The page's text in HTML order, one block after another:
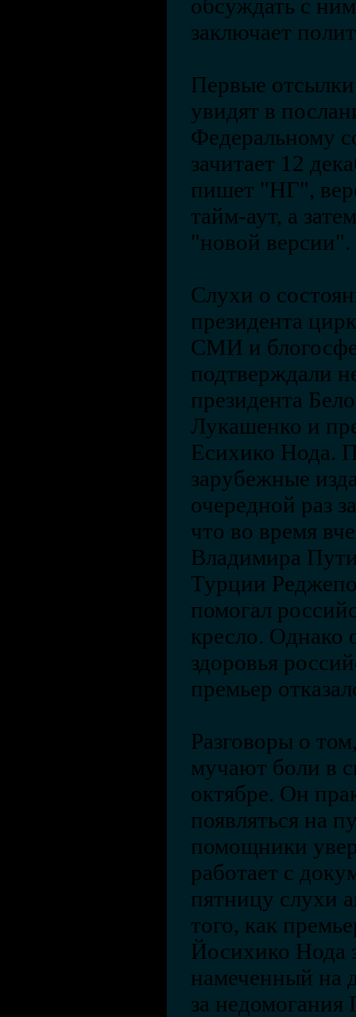
обсуждать с
заключает
Первые
увидят в
Федеральному
зачитает 12
пишет "НГ",
тайм-аут, а
"новой версии".
Слухи о
президента
СМИ и
подтверждали
президента
Лукашенко и
Есихико Нода.
зарубежные
очередной раз
что во время
Владимира
Турции
помогал
кресло. Однако
здоровья
премьер
Разговоры о
мучают боли в
октябре. Он
появляться на
помощники
работает с
пятницу слухи
того, как
Йосихико Нода
намеченный на
за недомогания